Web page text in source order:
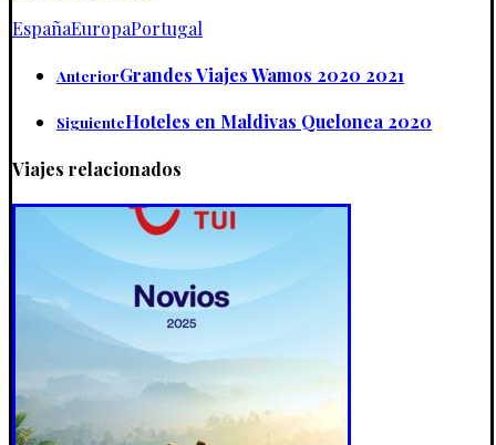
EspañaEuropaPortugal
AnteriorGrandes Viajes Wamos 2020 2021
SiguienteHoteles en Maldivas Quelonea 2020
Viajes relacionados